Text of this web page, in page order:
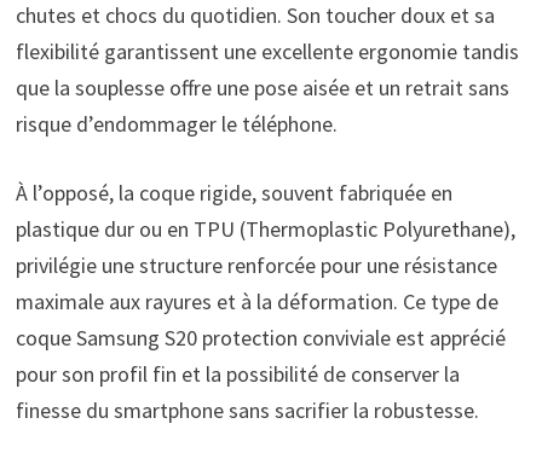
chutes et chocs du quotidien. Son toucher doux et sa
flexibilité garantissent une excellente ergonomie tandis
que la souplesse offre une pose aisée et un retrait sans
risque d’endommager le téléphone.
À l’opposé, la coque rigide, souvent fabriquée en
plastique dur ou en TPU (Thermoplastic Polyurethane),
privilégie une structure renforcée pour une résistance
maximale aux rayures et à la déformation. Ce type de
coque Samsung S20 protection conviviale est apprécié
pour son profil fin et la possibilité de conserver la
finesse du smartphone sans sacrifier la robustesse.